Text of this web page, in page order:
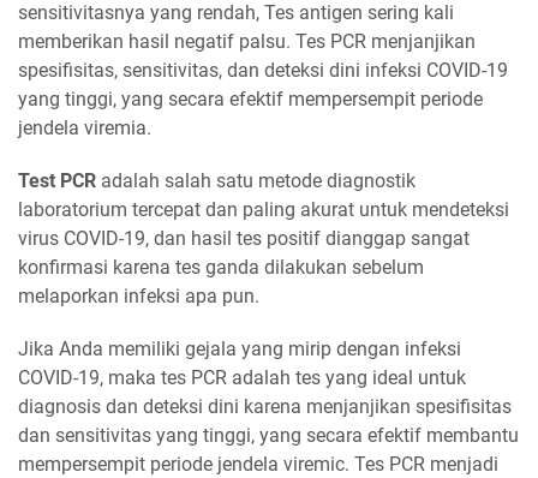
sensitivitasnya yang rendah, Tes antigen sering kali
memberikan hasil negatif palsu. Tes PCR menjanjikan
spesifisitas, sensitivitas, dan deteksi dini infeksi COVID-19
yang tinggi, yang secara efektif mempersempit periode
jendela viremia.
Test PCR adalah salah satu metode diagnostik
laboratorium tercepat dan paling akurat untuk mendeteksi
virus COVID-19, dan hasil tes positif dianggap sangat
konfirmasi karena tes ganda dilakukan sebelum
melaporkan infeksi apa pun.
Jika Anda memiliki gejala yang mirip dengan infeksi
COVID-19, maka tes PCR adalah tes yang ideal untuk
diagnosis dan deteksi dini karena menjanjikan spesifisitas
dan sensitivitas yang tinggi, yang secara efektif membantu
mempersempit periode jendela viremic. Tes PCR menjadi